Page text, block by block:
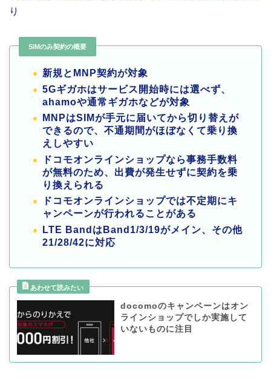
り
SIMのみ契約の概要
新規とMNP契約が対象
5Gギガホはサービス開始時には選べず、
ahamoや通常ギガホなどが対象
MNPはSIMが手元に届いてから切り替えが
できるので、不通期間がほぼなくて乗り換
えしやすい
ドコモオンラインショップなら事務手数料
が無料のため、出費が発生せずに契約を乗
り換えられる
ドコモオンラインショップでは不定期にキ
ャンペーンが行われることがある
LTE BandはBand1/3/19がメイン、その他
21/28/42に対応
docomoのキャンペーンはオン
ラインショップでしか実施して
いないものに注目